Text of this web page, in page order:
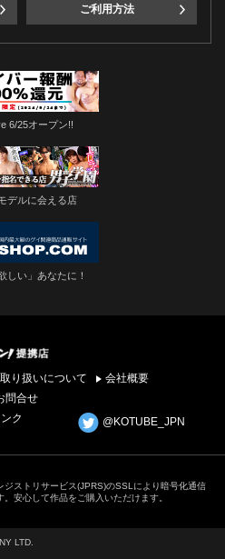
ご利用方法
6/25オープン!!
デルに会える店
しい」あなたに！
り扱いについて
会社概要
問合せ
ク @KOTUBE_JPN
ジストリサービス(JPRS)のSSLにより暗号化通信
。安心して作品をご購入いただけます。
LTD.